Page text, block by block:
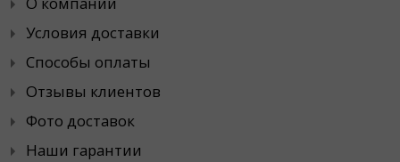
Условия доставки
Способы оплаты
Отзывы клиентов
Фото доставок
Наши гарантии